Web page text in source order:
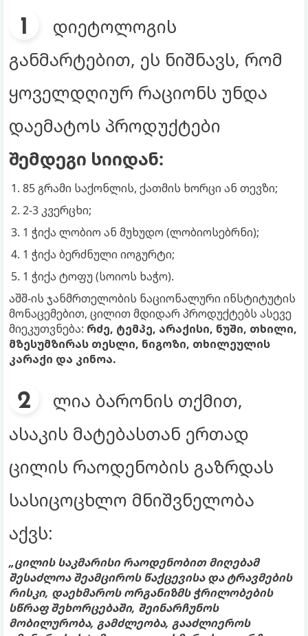
დიეტოლოგის
განმარტებით, ეს ნიშნავს, რომ
ყოველდღიურ რაციონს უნდა
დაემატოს პროდუქტები
შემდეგი სიიდან:
85 გრამი საქონლის, ქათმის ხორცი ან თევზი;
2-3 კვერცხი;
1 ჭიქა ლობიო ან მუხუდო (ლობიოსებრნი);
1 ჭიქა ბერძნული იოგურტი;
1 ჭიქა ტოფუ (სოიოს ხაჭო).
აშშ-ის ჯანმრთელობის ნაციონალური ინსტიტუტის
მონაცემებით, ცილით მდიდარ პროდუქტებს ასევე
მიეკუთვნება: რძე, ტემპე, არაქისი, ნუში, თხილი,
მზესუმზირას თესლი, ნიგოზი, თხილეულის
კარაქი და კინოა.
ლია ბარონის თქმით,
ასაკის მატებასთან ერთად
ცილის რაოდენობის გაზრდას
სასიცოცხლო მნიშვნელობა
აქვს:
„ცილის საკმარისი რაოდენობით მიღებამ
შესაძლოა შეამციროს წაქცევისა და ტრავმების
რისკი, დაეხმაროს ორგანიზმს ჭრილობების
სწრაფ შეხორცებაში, შეინარჩუნოს
მობილურობა, გამძლეობა, გააძლიეროს